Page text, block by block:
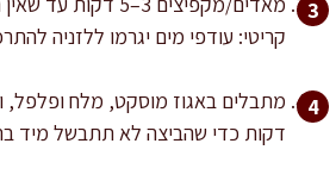
קריטי: עודפי מים יגרמו ללזניה
דקות כדי שהביצה לא תתבשל מיד